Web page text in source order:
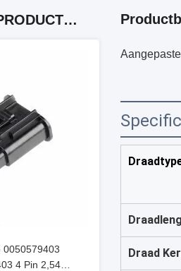
VERWANTE PRODUCTEN
0050579403
4 Pin 2,54
Draad